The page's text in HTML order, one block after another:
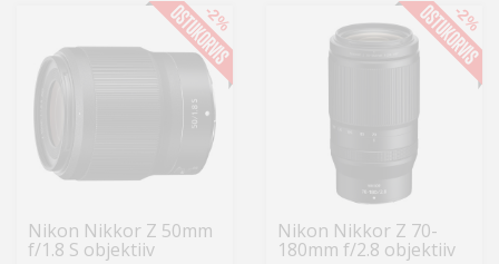
Nikon Nikkor Z 50mm
f/1.8 S objektiiv
-2%
Nikon Nikkor Z 70-
180mm f/2.8 objektiiv
-2%